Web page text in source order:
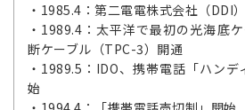
・1985.4：第二電電株式会社（DDI
・1989.4：太平洋で最初の光海底
断ケーブル（TPC-3）開通
・1989.5：IDO、携帯電話「ハン
始